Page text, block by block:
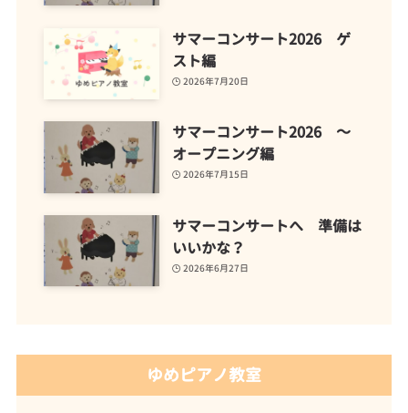
サマーコンサート2026 ゲ
スト編
2026年7月20日
サマーコンサート2026 ～
オープニング編
2026年7月15日
サマーコンサートへ 準備は
いいかな？
2026年6月27日
ゆめピアノ教室